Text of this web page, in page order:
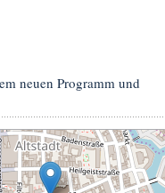
neuen Programm und